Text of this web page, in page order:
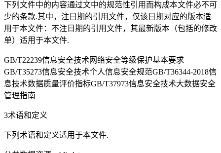
下列文件中的内容通过文中的规范性引用而构成本文件必不可
少的条款.其中，注日期的引用文件，仅该日期对应的版本适
用于本文件：不注日期的引用文件，其最新版本（包括的修改
单）适用于本文件.
GB/T22239信息安全技术网络安全等级保护基本要求
GB/T35273信息安全技术个人信息安全规范GB/T36344-2018信
息技术数据质量评价指标GB/T37973信息安全技术大数据安全
管理指南
3术语和定义
下列术语和定义适用于本文件.